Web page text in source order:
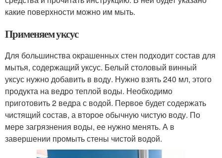
какие поверхности можно им мыть.
Применяем уксус
Для большинства окрашенных стен подходит состав для
мытья, содержащий уксус. Белый столовый винный
уксус нужно добавить в воду. Нужно взять 240 мл, этого
продукта на ведро теплой воды. Необходимо
приготовить 2 ведра с водой. Первое будет содержать
чистящий состав, а второе обычную чистую воду. По
мере загрязнения воды, ее нужно менять. А в
завершении промыть стены чистой водой.